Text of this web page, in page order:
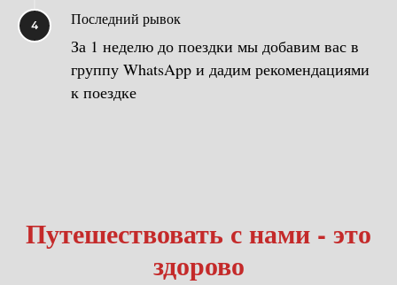
4 Последний рывок
За 1 неделю до поездки мы добавим вас в
группу WhatsApp и дадим рекомендациями
к поездке
Путешествовать с нами - это
здорово